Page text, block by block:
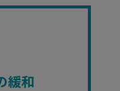
緩和